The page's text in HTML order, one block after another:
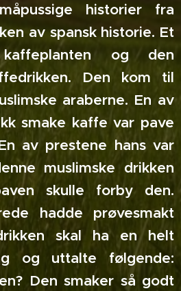
historier fra
av spansk historie. Et
og den
Den kom til
araberne. En av
smake kaffe var pave
av prestene hans var
muslimske drikken
skulle forby den.
hadde prøvesmakt
skal ha en helt
og uttalte følgende:
Den smaker så godt